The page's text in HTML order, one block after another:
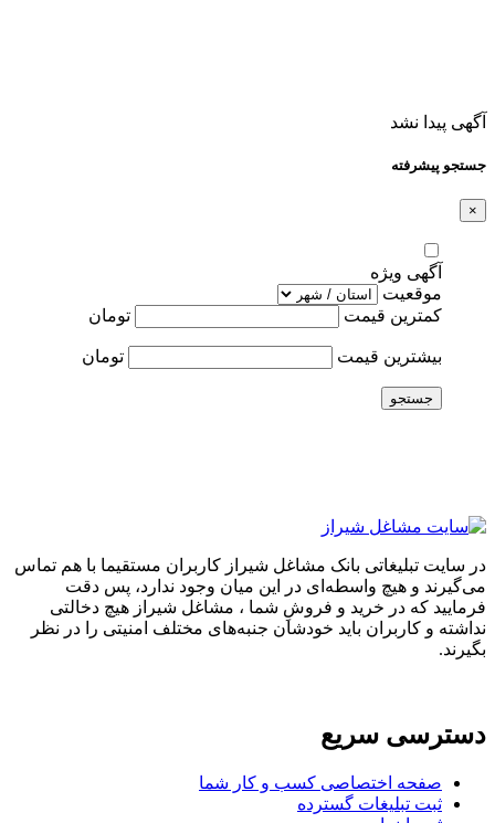
آگهی پیدا نشد
جستجو پیشرفته
×
آگهی ویژه
موقعیت
کمترین قیمت
تومان
بیشترین قیمت تومان
جستجو
در سایت تبلیغاتی بانک مشاغل شیراز کاربران مستقیما با هم تماس
می‌گیرند و هیچ واسطه‌ای در این میان وجود ندارد، پس دقت
فرمایید که در خرید و فروشِ شما ، مشاغل شیراز هیچ دخالتی
نداشته و کاربران باید خودشان جنبه‌های مختلف امنیتی را در نظر
بگیرند.
دسترسی سریع
صفحه اختصاصی کسب و کار شما
ثبت تبلیغات گسترده